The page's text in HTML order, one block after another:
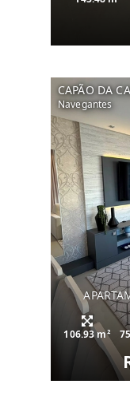
CAPÃO DA
Navegantes
106.93 m²